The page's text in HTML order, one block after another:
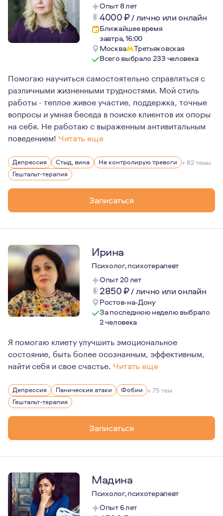
Опыт 8 лет
4000₽/лично или онлайн
Ближайшее время
завтра, 16:00
Москва
Третьяковская
Всего выбрало 233 человека
Помогаю научиться самостоятельно справляться с
различными жизненными трудностями. Мой стиль
работы - теплое живое участие, поддержка, точные
вопросы и умная беседа в поиске клиентов их опоры
на себя. Не работаю с выраженным антивитальным
поведением! Читать еще
Мои ценности в работе: этика, гуманизм,
Я вдумчивый, теплый, устойчивый и внимательный
Работаю только длительно, не смогу помочь в
Депрессия Стыд, вина Не контролирую тревоги + 82 темы
Гештальт-терапия
Записаться
Ирина
Психолог, психотерапевт
Опыт 20 лет
2850₽/лично или онлайн
Ростов-на-Дону
За последнюю неделю выбрало
2 человека
Я помогаю клиету улучшить эмоциональное
состояние, быть более осознанным, эффективным,
найти себя и свое счастье. Читать еще
Выбор быть психологом неслучайный. У меня всегда
Депрессия Панические атаки Фобии + 75 тем
Гештальт-терапия
Записаться
Мадина
Психолог, психотерапевт
Опыт 6 лет